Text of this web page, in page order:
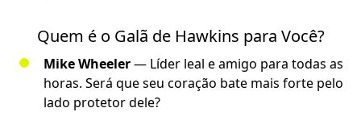
Quem é o Galã de Hawkins para Você?
Mike Wheeler— Líder leal e amigo para todas as
horas. Será que seu coração bate mais forte pelo
lado protetor dele?